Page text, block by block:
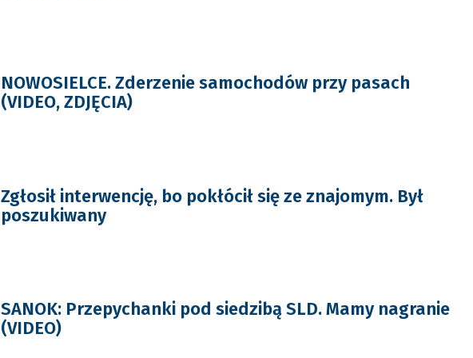
NOWOSIELCE. Zderzenie samochodów przy pasach
(VIDEO, ZDJĘCIA)
Zgłosił interwencję, bo pokłócił się ze znajomym. Był
poszukiwany
SANOK: Przepychanki pod siedzibą SLD. Mamy nagranie
(VIDEO)